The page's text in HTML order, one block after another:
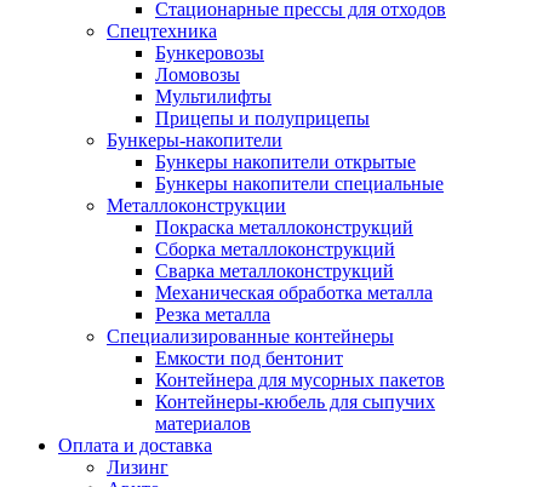
Стационарные прессы для отходов
Спецтехника
Бункеровозы
Ломовозы
Мультилифты
Прицепы и полуприцепы
Бункеры-накопители
Бункеры накопители открытые
Бункеры накопители специальные
Металлоконструкции
Покраска металлоконструкций
Сборка металлоконструкций
Сварка металлоконструкций
Механическая обработка металла
Резка металла
Специализированные контейнеры
Емкости под бентонит
Контейнера для мусорных пакетов
Контейнеры-кюбель для сыпучих
материалов
Оплата и доставка
Лизинг